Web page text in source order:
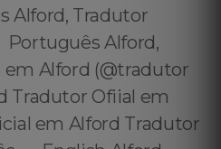
Alford, Tradutor
Alford,
Alford (@tradutor
Tradutor Ofiial em
em Alford Tradutor